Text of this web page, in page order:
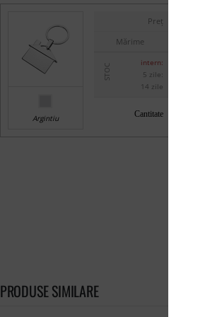
Argintiu
Preț
Mărime
STOC
intern:
5 zile:
14 zile
Cantitate
PRODUSE SIMILARE